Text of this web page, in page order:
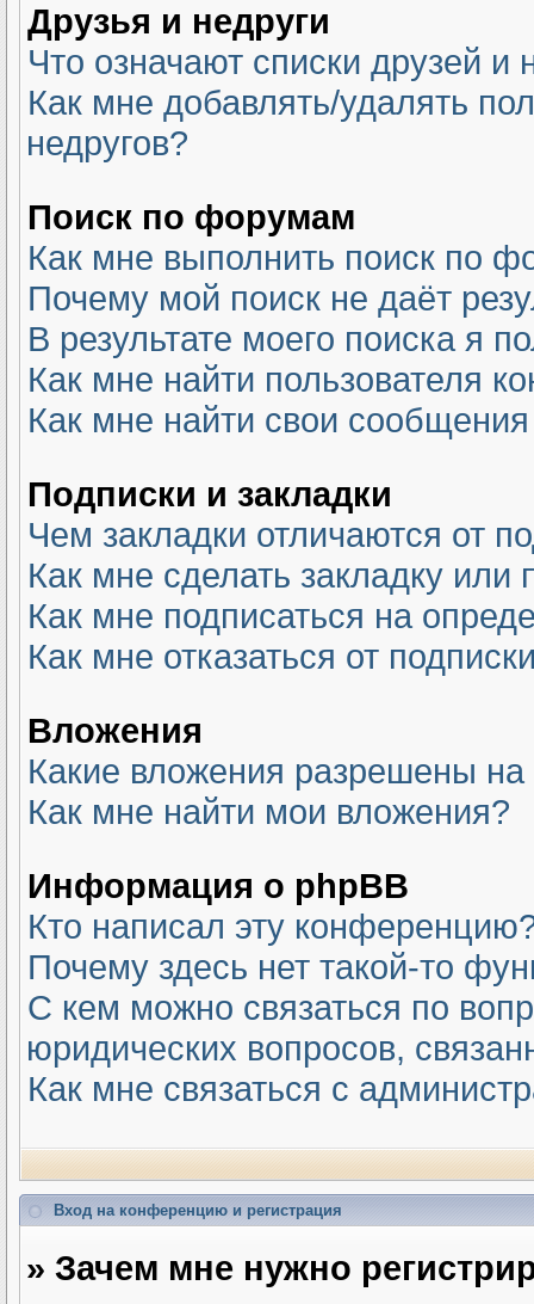
Друзья и недруги
Что означают списки друзей и
Как мне добавлять/удалять
недругов?
Поиск по форумам
Как мне выполнить поиск по
Почему мой поиск не даёт
В результате моего поиска я
Как мне найти пользователя
Как мне найти свои
Подписки и закладки
Чем закладки отличаются от
Как мне сделать закладку
Как мне подписаться на
Как мне отказаться от
Вложения
Какие вложения разрешены
Как мне найти мои вложения?
Информация о phpBB
Кто написал эту
Почему здесь нет такой-то
С кем можно связаться по
юридических вопросов,
Как мне связаться с
Вход на конференцию и регистрация
» Зачем мне нужно